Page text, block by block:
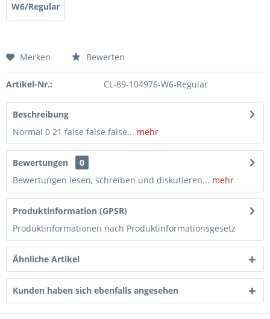
W6/Regular
Merken Bewerten
Artikel-Nr.: CL-89-104976-W6-Regular
Beschreibung
Normal 0 21 false false false... mehr
Bewertungen
0
Bewertungen lesen, schreiben und diskutieren... mehr
Produktinformation (GPSR)
Produktinformationen nach Produktinformationsgesetz
Ähnliche Artikel
Kunden haben sich ebenfalls angesehen